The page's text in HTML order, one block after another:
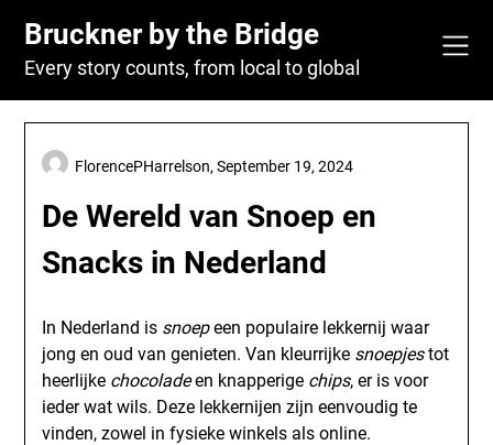
content
Bruckner by the Bridge
Every story counts, from local to global
De Wereld van Snoep en
Snacks in Nederland
FlorencePHarrelson,September 19, 2024
In Nederland is snoepeen populaire lekkernij waar
jong en oud van genieten. Van kleurrijke snoepjestot
heerlijke chocoladeen knapperige chips, er is voor
ieder wat wils. Deze lekkernijen zijn eenvoudig te
vinden, zowel in fysieke winkels als online.